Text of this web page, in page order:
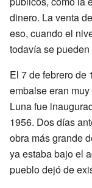
dinero. La venta
eso, cuando el
todavía se
El 7 de febrero de
embalse eran
Luna fue
1956. Dos días
obra más grande
ya estaba bajo el
pueblo dejó de